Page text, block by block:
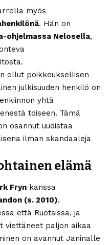
myös
. Hän on
ohjelmassa Nelosella,
ollut poikkeuksellisen
julkisuuden henkilö on
yhtä
toiseen. Tämä
osannut uudistaa
ilman skandaaleja
elämä
Fryn kanssa
(s. 2010).
että Ruotsissa, ja
viettäneet paljon aikaa
on avannut Janinalle